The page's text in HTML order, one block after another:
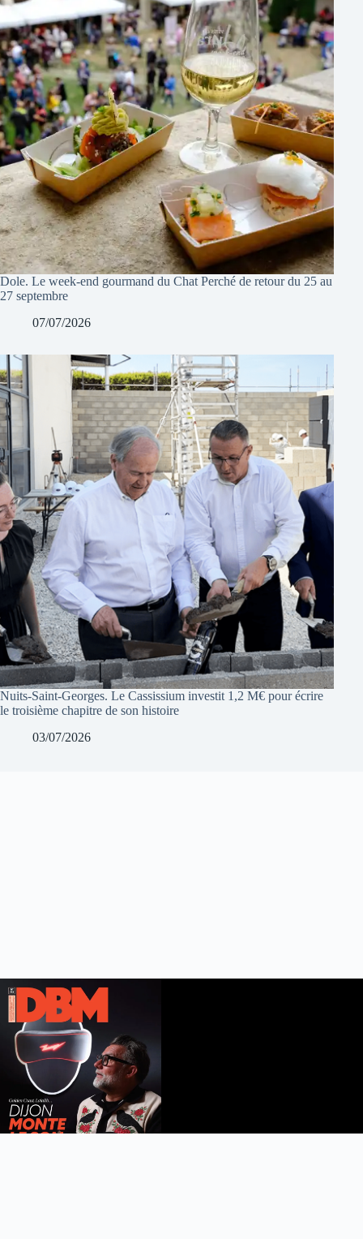
Dole. Le week-end gourmand du Chat Perché de retour du 25 au
27 septembre
07/07/2026
Nuits-Saint-Georges. Le Cassissium investit 1,2 M€ pour écrire
le troisième chapitre de son histoire
03/07/2026